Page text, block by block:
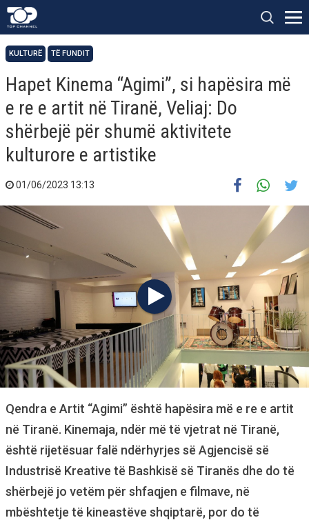
KULTURË TË FUNDIT
Hapet Kinema “Agimi”, si hapësira më
e re e artit në Tiranë, Veliaj: Do
shërbejë për shumë aktivitete
kulturore e artistike
01/06/2023 13:13
Qendra e Artit “Agimi” është hapësira më e re e artit
në Tiranë. Kinemaja, ndër më të vjetrat në Tiranë,
është rijetësuar falë ndërhyrjes së Agjencisë së
Industrisë Kreative të Bashkisë së Tiranës dhe do të
shërbejë jo vetëm për shfaqjen e filmave, në
mbështetje të kineastëve shqiptarë, por do të